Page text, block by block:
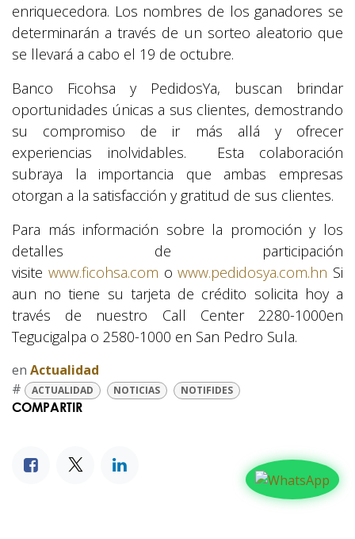
enriquecedora. Los nombres de los ganadores se
determinarán a través de un sorteo aleatorio que
se llevará a cabo el 19 de octubre.
Banco Ficohsa y PedidosYa, buscan brindar
oportunidades únicas a sus clientes, demostrando
su compromiso de ir más allá y ofrecer
experiencias inolvidables. Esta colaboración
subraya la importancia que ambas empresas
otorgan a la satisfacción y gratitud de sus clientes.
Para más información sobre la promoción y los
detalles de participación
visite www.ficohsa.com owww.pedidosya.com.hn Si
aun no tiene su tarjeta de crédito solicita hoy a
través de nuestro Call Center 2280-1000en
Tegucigalpa o 2580-1000 en San Pedro Sula.
en Actualidad
#
ACTUALIDAD NOTICIAS NOTIFIDES
COMPARTIR